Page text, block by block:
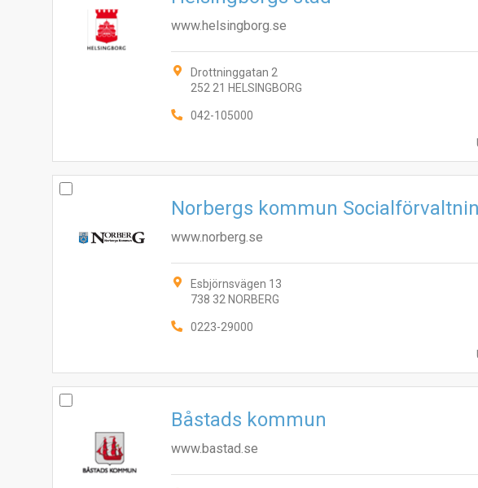
www.helsingborg.se
Drottninggatan 2
252 21 HELSINGBORG
042-105000
Norbergs kommun
www.norberg.se
Esbjörnsvägen 13
738 32 NORBERG
0223-29000
Båstads kommun
www.bastad.se